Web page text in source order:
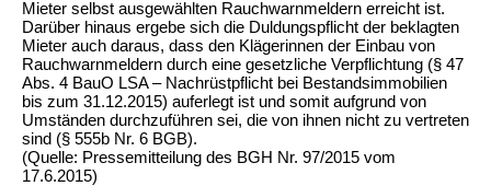
Mieter selbst ausgewählten Rauchwarnmeldern erreicht ist.
Darüber hinaus ergebe sich die Duldungspflicht der beklagten
Mieter auch daraus, dass den Klägerinnen der Einbau von
Rauchwarnmeldern durch eine gesetzliche Verpflichtung (§ 47
Abs. 4 BauO LSA – Nachrüstpflicht bei Bestandsimmobilien
bis zum 31.12.2015) auferlegt ist und somit aufgrund von
Umständen durchzuführen sei, die von ihnen nicht zu vertreten
sind (§ 555b Nr. 6 BGB).
(Quelle: Pressemitteilung des BGH Nr. 97/2015 vom
17.6.2015)